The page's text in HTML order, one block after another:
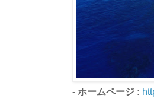
- ホームページ :